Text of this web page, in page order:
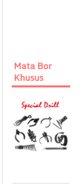
Mata Bor
Khusus